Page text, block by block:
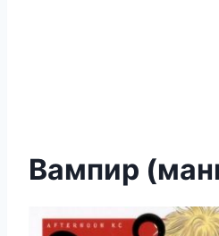
Вампир